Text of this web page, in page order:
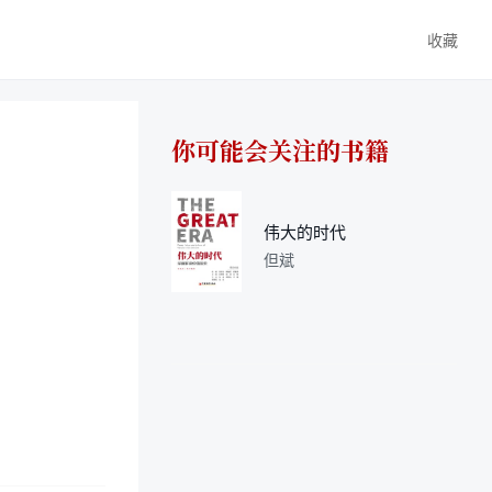
收藏
你可能会关注的书籍
伟大的时代
但斌